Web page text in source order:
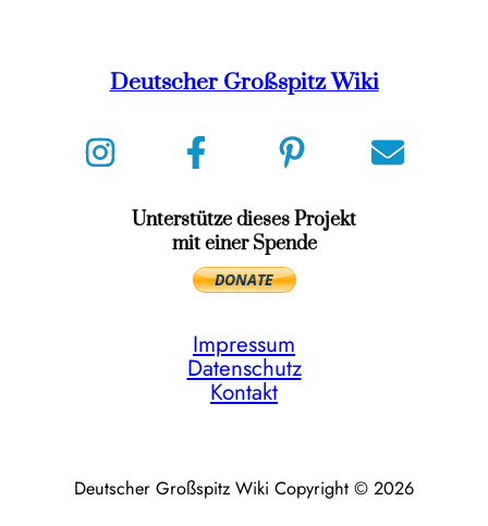
Deutscher Großspitz Wiki
Unterstütze dieses Projekt
mit einer Spende
Impressum
Datenschutz
Kontakt
Deutscher Großspitz Wiki Copyright © 2026